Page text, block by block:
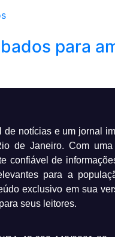
para
de notícias e um jornal
de Janeiro. Com uma
confiável de
para a
exclusivo em sua
seus leitores.